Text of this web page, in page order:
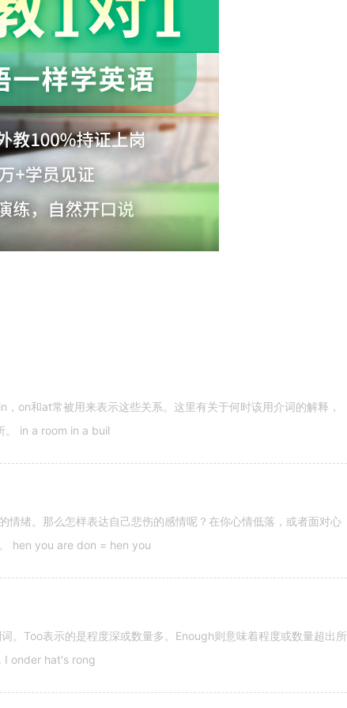
on和at常被用来表示这些关系。这里有关于何时该用介词的解释，
。 in a room in a buil
情绪。那么怎样表达自己悲伤的感情呢？在你心情低落，或者面对心
hen you are don = hen you
Too表示的是程度深或数量多。Enough则意味着程度或数量超出所
I onder hat's rong